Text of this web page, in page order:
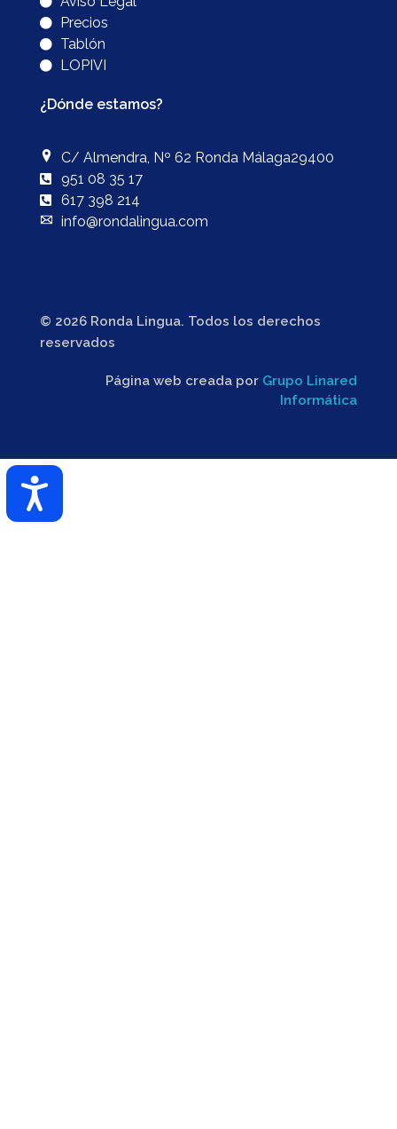
Accesibilidad
Precios
Tablón
LOPIVI
¿Dónde estamos?
C/ Almendra, Nº 62 Ronda Málaga29400
951 08 35 17
617 398 214
info@rondalingua.com
© 2026 Ronda Lingua. Todos los derechos
reservados
Página web creada por Grupo Linared
Informática